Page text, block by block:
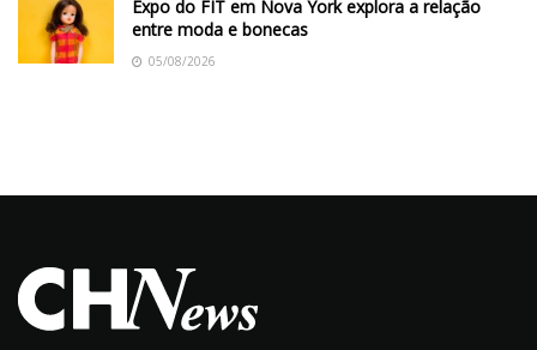
Expo do FIT em Nova York explora a relação
entre moda e bonecas
05/08/2026